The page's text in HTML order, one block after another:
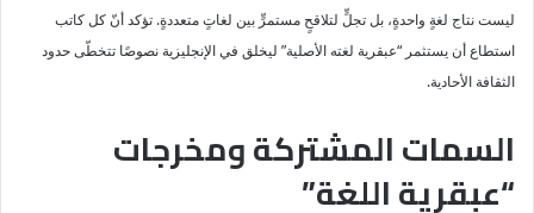
ليست نتاج لغةٍ واحدةٍ، بل تجلٍّ لتلاقحٍ مستمرٍّ بين لغاتٍ متعددةٍ. تؤكد أنّ كل كاتب
استطاع أن يستثمر “عبقرية لغته الأصلية” ليخلق في الإنجليزية نصوصًا تتخطّى حدود
الثقافة الأحادية.
السمات المشتركة ومخرجات
“عبقرية اللغة”